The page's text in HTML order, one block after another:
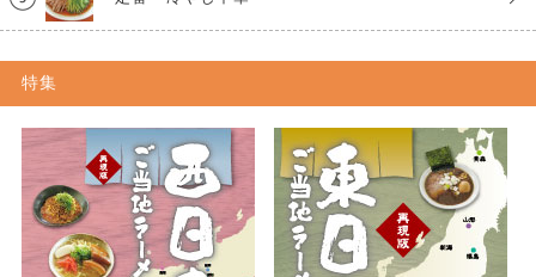
特集